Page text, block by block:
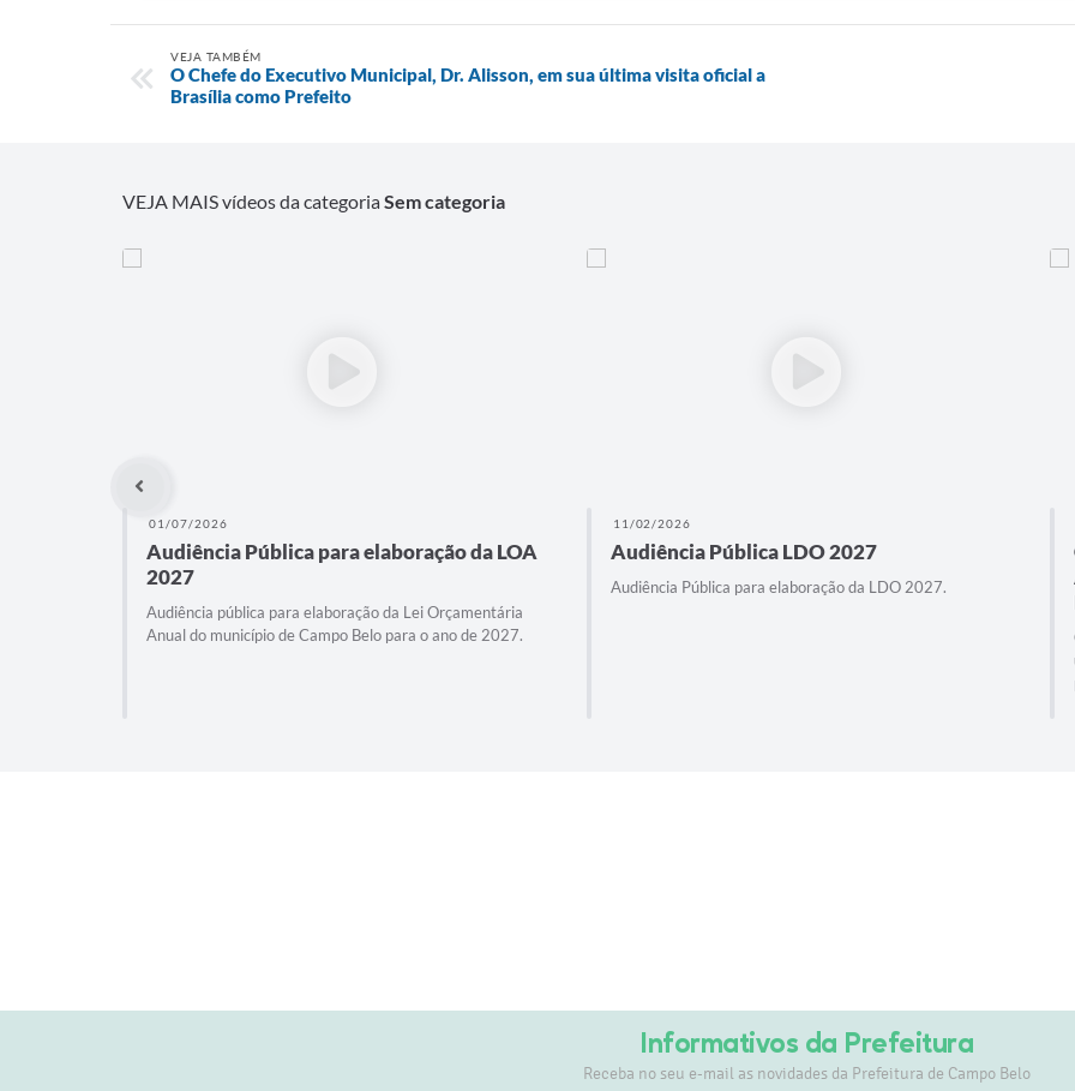
VEJA TAMBÉM
O Chefe do Executivo Municipal, Dr. Alisson, em sua última visita oficial a
Brasília como Prefeito
VEJA MAIS vídeos da categoriaSem categoria
01/07/2026
Audiência Pública para elaboração da LOA
2027
Audiência pública para elaboração da Lei Orçamentária
Anual do município de Campo Belo para o ano de 2027.
11/02/2026
Audiência Pública LDO 2027
Audiência Pública para elaboração da LDO 2027.
Informativos da Prefeitura
Receba no seu e-mail as novidades da Prefeitura de Campo Belo